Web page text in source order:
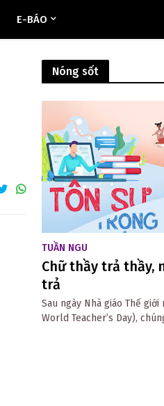
E-BÁO
Nóng sốt
TUẦN NGU
Chữ thầy trả thầy,
trả
Sau ngày Nhà giáo Thế
World Teacher’s Day),